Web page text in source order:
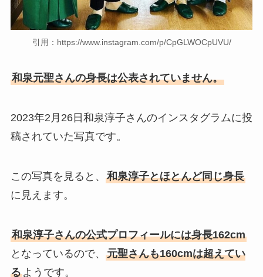
引用：https://www.instagram.com/p/CpGLWOCpUVU/
和泉元聖さんの身長は公表されていません。
2023年2月26日和泉淳子さんのインスタグラムに投
稿されていた写真です。
この写真を見ると、 和泉淳子とほとんど同じ身長
に見えます。
和泉淳子さんの公式プロフィールには身長162cm
となっているので、 元聖さんも160cmは超えてい
るようです。